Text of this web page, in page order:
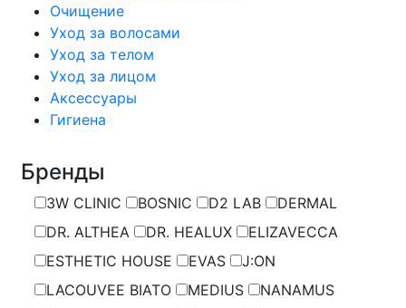
Очищение
Уход за волосами
Уход за телом
Уход за лицом
Аксессуары
Гигиена
Бренды
3W CLINIC BOSNIC D2 LAB
DERMAL
DR. ALTHEA
DR. HEALUX
ELIZAVECCA
ESTHETIC HOUSE
EVAS
J:ON
LACOUVEE BIATO
MEDIUS
NANAMUS